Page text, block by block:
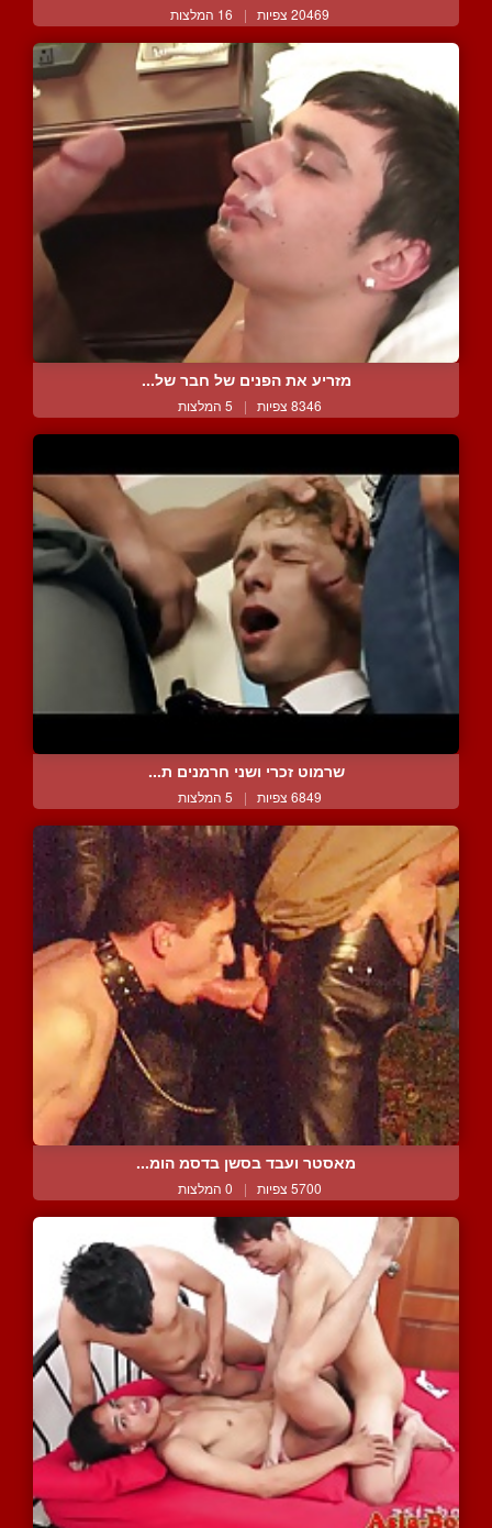
20469 צפיות | 16 המלצות
מזריע את הפנים של חבר של...
8346 צפיות | 5 המלצות
שרמוט זכרי ושני חרמנים ת...
6849 צפיות | 5 המלצות
מאסטר ועבד בסשן בדסמ הומ...
5700 צפיות | 0 המלצות